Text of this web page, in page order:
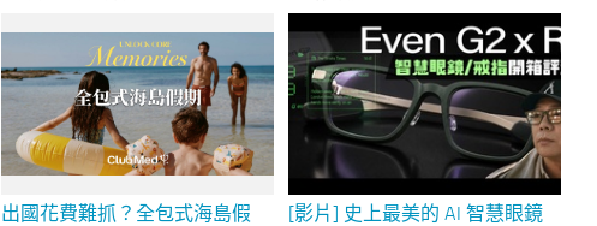
出國花費難抓？全包式海島假
[影片] 史上最美的 AI 智慧眼鏡